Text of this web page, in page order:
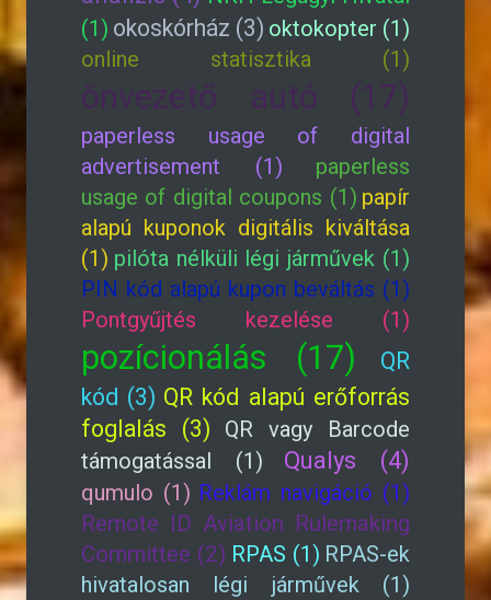
(1) okoskórház (3) oktokopter (1)
online statisztika (1)
paperless usage of digital
advertisement (1)
paperless
usage of digital coupons (1) papír
alapú kuponok digitális kiváltása
(1) pilóta nélküli légi járművek (1)
PIN kód alapú kupon beváltás (1)
Pontgyűjtés kezelése (1)
pozícionálás (17)
QR
kód (3) QR kód alapú erőforrás
foglalás (3)
QR vagy Barcode
támogatással (1)
Qualys (4)
qumulo (1) Reklám navigáció (1)
Remote ID Aviation Rulemaking
Committee (2) RPAS (1) RPAS-ek
hivatalosan légi járművek (1)